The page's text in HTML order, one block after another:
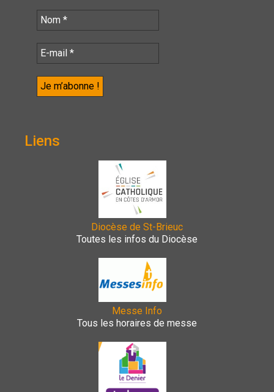
Liens
Diocèse de St-Brieuc
Toutes les infos du Diocèse
Messe Info
Tous les horaires de messe